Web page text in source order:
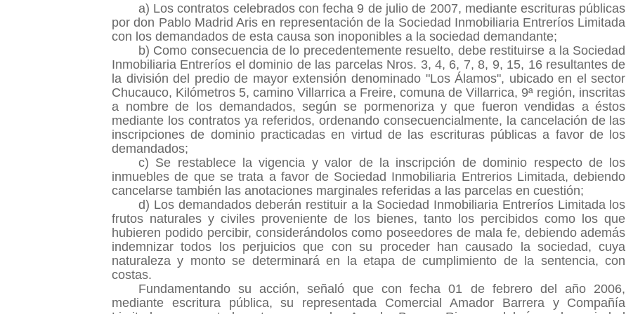
a) Los contratos celebrados con fecha 9 de julio de 2007, mediante escrituras públicas
por don Pablo Madrid Aris en representación de la Sociedad Inmobiliaria Entreríos Limitada
con los demandados de esta causa son inoponibles a la sociedad demandante;
b) Como consecuencia de lo precedentemente resuelto, debe restituirse a la Sociedad
Inmobiliaria Entreríos el dominio de las parcelas Nros. 3, 4, 6, 7, 8, 9, 15, 16 resultantes de
la división del predio de mayor extensión denominado "Los Álamos", ubicado en el sector
Chucauco, Kilómetros 5, camino Villarrica a Freire, comuna de Villarrica, 9ª región, inscritas
a nombre de los demandados, según se pormenoriza y que fueron vendidas a éstos
mediante los contratos ya referidos, ordenando consecuencialmente, la cancelación de las
inscripciones de dominio practicadas en virtud de las escrituras públicas a favor de los
demandados;
c) Se restablece la vigencia y valor de la inscripción de dominio respecto de los
inmuebles de que se trata a favor de Sociedad Inmobiliaria Entrerios Limitada, debiendo
cancelarse también las anotaciones marginales referidas a las parcelas en cuestión;
d) Los demandados deberán restituir a la Sociedad Inmobiliaria Entreríos Limitada los
frutos naturales y civiles proveniente de los bienes, tanto los percibidos como los que
hubieren podido percibir, considerándolos como poseedores de mala fe, debiendo además
indemnizar todos los perjuicios que con su proceder han causado la sociedad, cuya
naturaleza y monto se determinará en la etapa de cumplimiento de la sentencia, con
costas.
Fundamentando su acción, señaló que con fecha 01 de febrero del año 2006,
mediante escritura pública, su representada Comercial Amador Barrera y Compañía